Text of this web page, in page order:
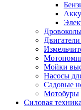
Мойки
Насосы
Садовые
Мотобуры
Силовая техника